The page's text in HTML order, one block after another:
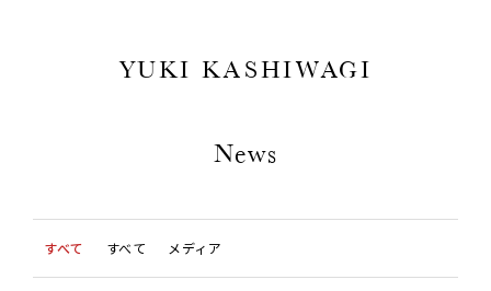
YUKI KASHIWAGI
News
すべて すべて メディア